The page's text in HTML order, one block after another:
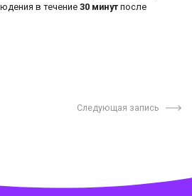
в течение 30 минут после
Следующая запись